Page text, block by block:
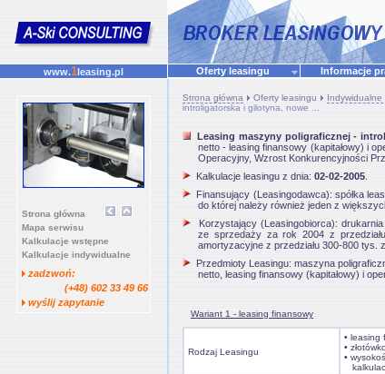
Oferty leasingu Informacje
www.1leasing.pl
Strona główna
Mapa serwisu
Kalkulacje wstępne
Kalkulacje indywidualne
zadzwoń:
(+48) 602 33 49 66
wyślij zapytanie
Strona główna Oferty leasingu Indywidualne
introligatorska i gilotyna, nowe ...
Leasing maszyny poligraficznej -
netto - leasing finansowy (kapitałowy) i
Operacyjny, Wzrost Konkurencyjności
Kalkulacje leasingu z dnia: 02-02-2005
Finansujący (Leasingodawca): spółka
do której należy również jeden z
Korzystający (Leasingobiorca):
ze sprzedaży za rok 2004 z
amortyzacyjne z przedziału 300-800 tys.
Przedmioty Leasingu: maszyna
netto, leasing finansowy (kapitałowy) i
Wariant 1 - leasing finansowy
Rodzaj Leasingu
• leasing
•
•